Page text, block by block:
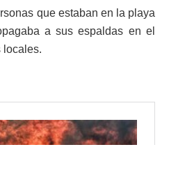
que estaban en la playa
a sus espaldas en el
locales.